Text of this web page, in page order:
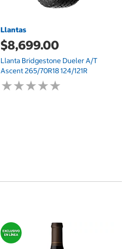
Llantas
$8,699.00
Llanta Bridgestone Dueler A/T
Ascent 265/70R18 124/121R
★★★★★
★★★★★